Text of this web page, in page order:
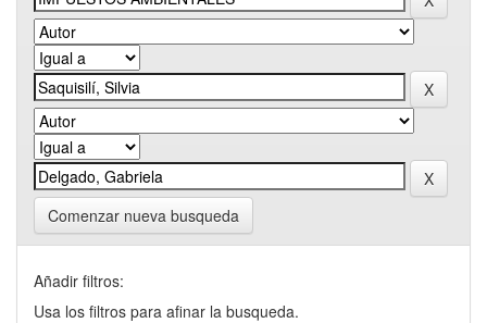
Comenzar nueva busqueda
Añadir filtros:
Usa los filtros para afinar la busqueda.